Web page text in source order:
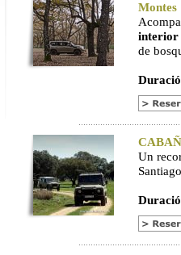
Montes
interior
de
Un